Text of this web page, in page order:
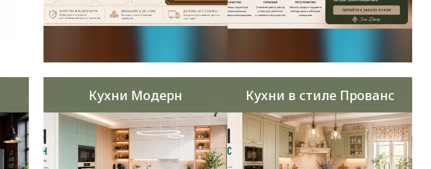
Кухни Модерн Кухни в стиле Прованс